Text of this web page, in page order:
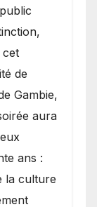
cet
de
Gambie,
aura
ans :
la culture